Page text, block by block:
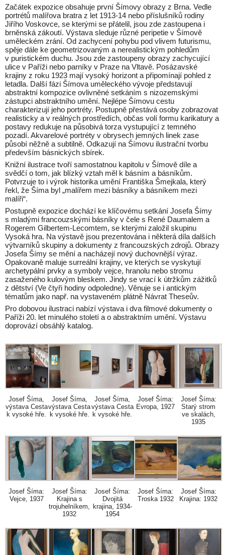
Začátek expozice obsahuje první Šímovy obrazy z Brna. Vedle
portrétů malířova bratra z let 1913-14 nebo příslušníků rodiny
Jiřího Voskovce, se kterými se přátelil, jsou zde zastoupena i
brněnská zákoutí. Výstava sleduje různé peripetie v Šímově
uměleckém zrání. Od zachycení pohybu pod vlivem futurismu,
spěje dále ke geometrizovaným a nerealistickým pohledům
v puristickém duchu. Jsou zde zastoupeny obrazy zachycující
ulice v Paříži nebo parníky v Praze na Vltavě. Posázavské
krajiny z roku 1923 mají vysoký horizont a připomínají pohled z
letadla. Další fázi Šímova uměleckého vývoje představují
abstraktní kompozice ovlivněné setkáním s nizozemskými
zástupci abstraktního umění. Nejlépe Šímovu cestu
charakterizují jeho portréty. Postupně přestává osoby zobrazovat
realisticky a v reálných prostředích, občas volí formu karikatury a
postavy redukuje na působivá torza vystupující z temného
pozadí. Akvarelové portréty v obrysech jemných linek zase
působí něžně a subtilně. Odkazují na Šímovu ilustrační tvorbu
především básnických sbírek.
Knižní ilustrace tvoří samostatnou kapitolu v Šímově díle a
svědčí o tom, jak blízký vztah měl k básním a básníkům.
Potvrzuje to i výrok historika umění Františka Šmejkala, který
řekl, že Šíma byl „malířem mezi básníky a básníkem mezi
malíři“.
Postupně expozice dochází ke klíčovému setkání Josefa Šímy
s mladými francouzskými básníky v čele s René Daumalem a
Rogerem Gilbertem-Lecomtem, se kterými založil skupinu
Vysoká hra. Na výstavě jsou prezentována i některá díla dalších
výtvarníků skupiny a dokumenty z francouzských zdrojů. Obrazy
Josefa Šímy se mění a nacházejí nový duchovnější výraz.
Opakovaně maluje surreální krajiny, ve kterých se vyskytují
archetypální prvky a symboly vejce, hranolu nebo stromu
zasaženého kulovým bleskem. Jindy se vrací k útržkům zážitků
z dětství (Ve čtyři hodiny odpoledne). Věnuje se i antickým
tématům jako např. na vystaveném plátně Návrat Theseův.
Pro dobovou ilustraci nabízí výstava i dva filmové dokumenty o
Paříži 20. let minulého století a o abstraktním umění. Výstavu
doprovází obsáhlý katalog.
Josef Šíma,
výstava Cesta
k vysoké hře.
Josef Šíma,
výstava Cesta
k vysoké hře.
Josef Šíma,
výstava Cesta
k vysoké hře.
Josef Šíma:
Evropa, 1927
Josef Šíma:
Starý strom
ve skalách,
1935
Josef Šíma:
Vejce, 1937
Josef Šíma:
Krajina s
trojuhelníkem,
1932
Josef Šíma:
Dvojitá
krajina, 1934-
1954
Josef Šíma:
Troska 1932
Josef Šíma:
Krajina: 1932